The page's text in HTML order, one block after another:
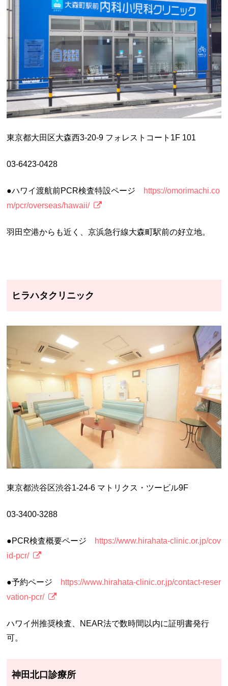
東京都大田区大森西3-20-9 フォレストコート1F 101
03-6423-0428
●ハワイ渡航前PCR検査特設ページ https://omorimachi.co
m/pcr/overseas/hawaii/
羽田空港からも近く、京浜急行線大森町駅前の好立地。
ヒラハタクリニック
東京都渋谷区渋谷1-24-6 マトリクス・ツービル9F
03-3400-3288
●PCR検査概要ページ https://www.hirahata-clinic.or.jp/cov
id-pcr/
●予約ページ https://www.hirahata-clinic.or.jp/contact-reser
vation-pcr/
ハワイ州推奨検査、NEAR法で数時間以内に証明書発行
可。
神田北口診療所